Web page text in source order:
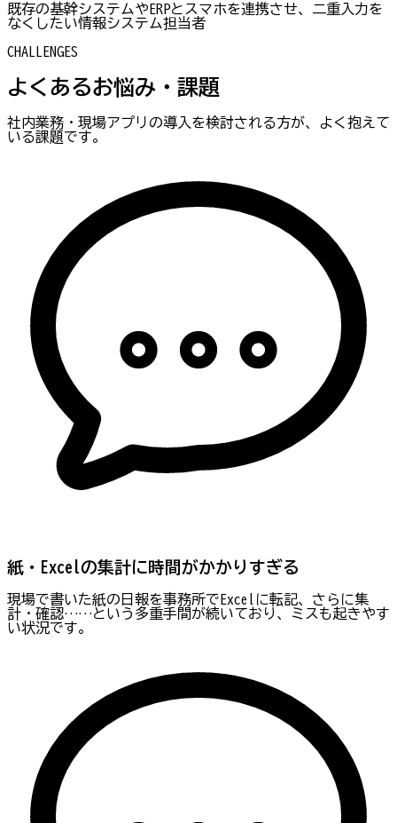
既存の基幹システムやERPとスマホを連携させ、二重入力を
なくしたい情報システム担当者
CHALLENGES
よくあるお悩み・課題
社内業務・現場アプリの導入を検討される方が、よく抱えて
いる課題です。
紙・Excelの集計に時間がかかりすぎる
現場で書いた紙の日報を事務所でExcelに転記、さらに集
計・確認……という多重手間が続いており、ミスも起きやす
い状況です。